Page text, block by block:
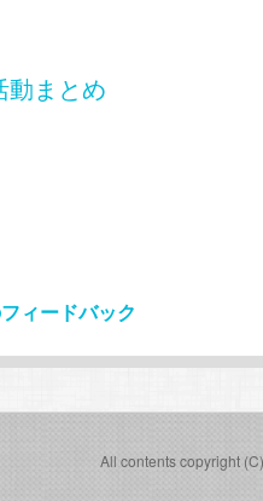
動まとめ
ィードバック
All contents copyright